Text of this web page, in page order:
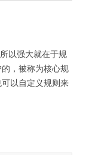
以强大就在于规
，被称为核心规
以自定义规则来